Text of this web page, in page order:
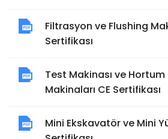
Filtrasyon ve Flushing
Sertifikası
Test Makinası ve
Makinaları CE Sertifikası
Mini Ekskavatör ve Mini